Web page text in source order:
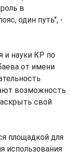
в
один путь", -
и науки КР по
от имени
возможность
свой
площадкой для
использования